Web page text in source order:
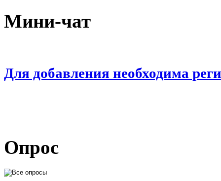
Мини-чат
Для добавления необходима
Опрос